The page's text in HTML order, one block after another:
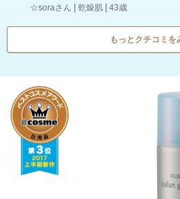
☆soraさん 乾燥肌 43歳
もっとクチコミを